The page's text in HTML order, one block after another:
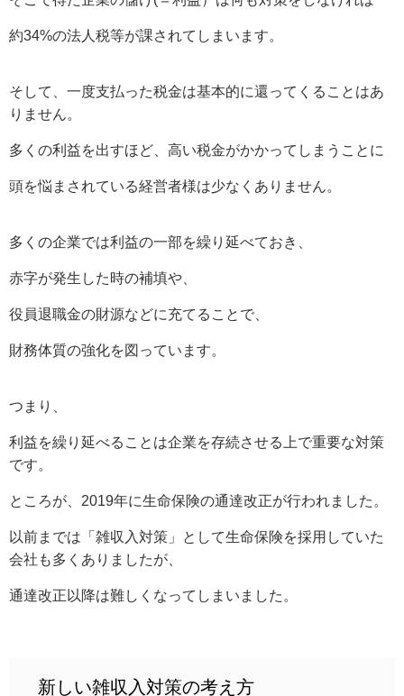
約34%の法人税等が課されてしまいます。
そして、一度支払った税金は基本的に還ってくることはあ
りません。
多くの利益を出すほど、高い税金がかかってしまうことに
頭を悩まされている経営者様は少なくありません。
多くの企業では利益の一部を繰り延べておき、
赤字が発生した時の補填や、
役員退職金の財源などに充てることで、
財務体質の強化を図っています。
つまり、
利益を繰り延べることは企業を存続させる上で重要な対策
です。
ところが、2019年に生命保険の通達改正が行われました。
以前までは「雑収入対策」として生命保険を採用していた
会社も多くありましたが、
通達改正以降は難しくなってしまいました。
新しい雑収入対策の考え方